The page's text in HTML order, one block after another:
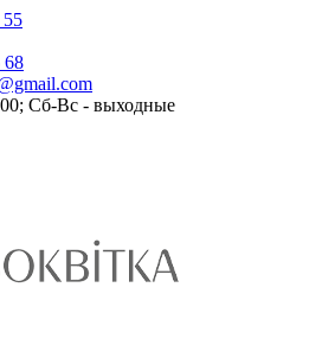
55
68
Сб-Вс - выходные